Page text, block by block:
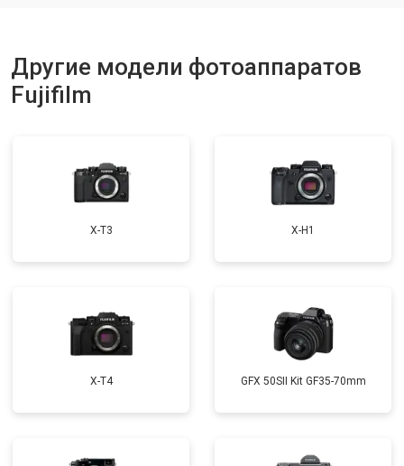
Другие модели фотоаппаратов
Fujifilm
X-T3 X-H1
X-T4 GFX 50SII Kit GF35-70mm